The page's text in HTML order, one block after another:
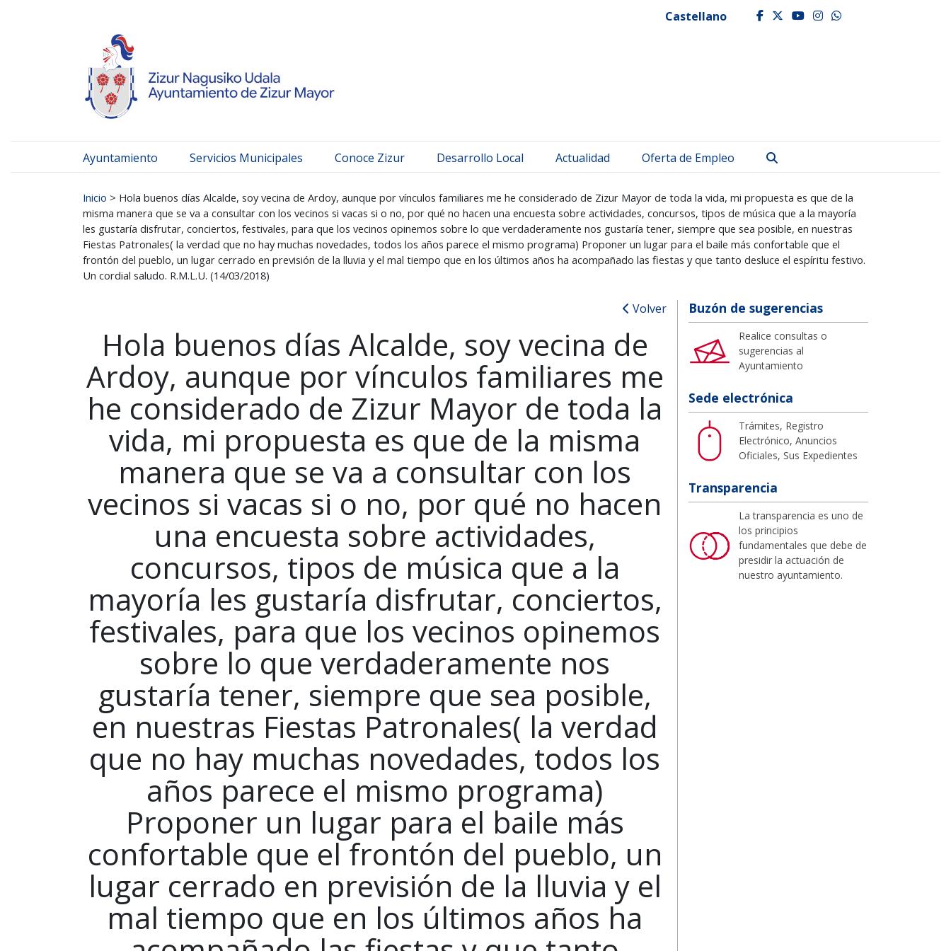
Castellano facebook
twitter
youtube
instagram
whatsapp
Ayuntamiento Servicios Municipales Conoce Zizur Desarrollo Local Actualidad Oferta de Empleo
Inicio > Hola buenos días Alcalde, soy vecina de Ardoy, aunque por vínculos familiares me he considerado de Zizur Mayor de toda la vida, mi propuesta es que de la
misma manera que se va a consultar con los vecinos si vacas si o no, por qué no hacen una encuesta sobre actividades, concursos, tipos de música que a la mayoría
les gustaría disfrutar, conciertos, festivales, para que los vecinos opinemos sobre lo que verdaderamente nos gustaría tener, siempre que sea posible, en nuestras
Fiestas Patronales( la verdad que no hay muchas novedades, todos los años parece el mismo programa) Proponer un lugar para el baile más confortable que el
frontón del pueblo, un lugar cerrado en previsión de la lluvia y el mal tiempo que en los últimos años ha acompañado las fiestas y que tanto desluce el espíritu festivo.
Un cordial saludo. R.M.L.U. (14/03/2018)
Volver
Hola buenos días Alcalde, soy vecina de
Ardoy, aunque por vínculos familiares me
he considerado de Zizur Mayor de toda la
vida, mi propuesta es que de la misma
manera que se va a consultar con los
vecinos si vacas si o no, por qué no hacen
una encuesta sobre actividades,
concursos, tipos de música que a la
mayoría les gustaría disfrutar, conciertos,
festivales, para que los vecinos opinemos
sobre lo que verdaderamente nos
gustaría tener, siempre que sea posible,
en nuestras Fiestas Patronales( la verdad
que no hay muchas novedades, todos los
años parece el mismo programa)
Proponer un lugar para el baile más
confortable que el frontón del pueblo, un
lugar cerrado en previsión de la lluvia y el
mal tiempo que en los últimos años ha
Buzón de sugerencias
Realice consultas o
sugerencias al
Ayuntamiento
Sede electrónica
Trámites, Registro
Electrónico, Anuncios
Oficiales, Sus Expedientes
Transparencia
La transparencia es uno de
los principios
fundamentales que debe de
presidir la actuación de
nuestro ayuntamiento.